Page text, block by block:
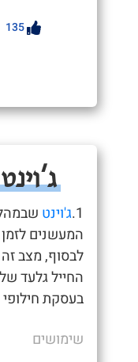
135
1. ג'וינט
המעשנים
לבסוף, מצב
החייל גלעד
בעסקת חילופי
שימושים